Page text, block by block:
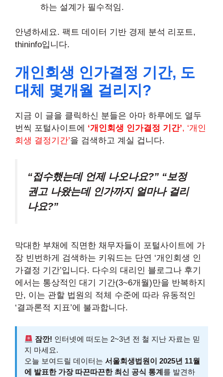
하는 설계가 필수적임.
안녕하세요. 팩트 데이터 기반 경제 분석 리포트,
thininfo입니다.
개인회생 인가결정 기간, 도
대체 몇개월 걸리지?
지금 이 글을 클릭하신 분들은 아마 하루에도 열두
번씩 포털사이트에 ‘개인회생 인가결정 기간’, ‘개인
회생 결정기간’을 검색하고 계실 겁니다.
“접수했는데 언제 나오나요?” “보정
권고 나왔는데 인가까지 얼마나 걸리
나요?”
막대한 부채에 직면한 채무자들이 포털사이트에 가
장 빈번하게 검색하는 키워드는 단연 ‘개인회생 인
가결정 기간’입니다. 다수의 대리인 블로그나 후기
에서는 통상적인 대기 기간(3~6개월)만을 반복하지
만, 이는 관할 법원의 적체 수준에 따라 유동적인
‘결과론적 지표’에 불과합니다.
잠깐! 인터넷에 떠도는 2~3년 전 철 지난 자료는 믿
지 마세요.
오늘 보여드릴 데이터는 서울회생법원이 2025년 11월
에 발표한 가장 따끈따끈한 최신 공식 통계를 발견하